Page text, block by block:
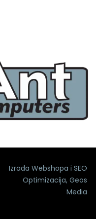
Izrada Webshopa iSEO
Optimizacija,Geos
Media